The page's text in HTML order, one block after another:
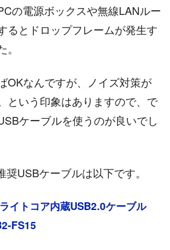
の電源ボックスや無線LANルー
るとドロップフレームが発生す
OKなんですが、ノイズ対策が
という印象はありますので、で
ケーブルを使うのが良いでし
USBケーブルは以下です。
イトコア内蔵USB2.0ケーブル
FS15